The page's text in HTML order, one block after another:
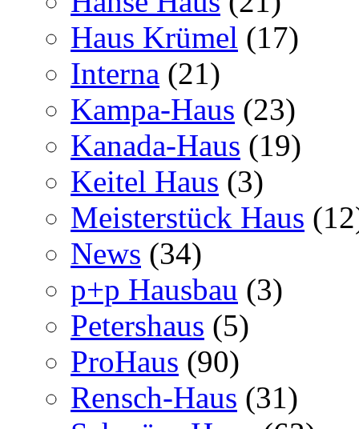
Haus Krümel (17)
Interna (21)
Kampa-Haus (23)
Kanada-Haus (19)
Keitel Haus (3)
Meisterstück Haus
News (34)
p+p Hausbau (3)
Petershaus (5)
ProHaus (90)
Rensch-Haus (31)